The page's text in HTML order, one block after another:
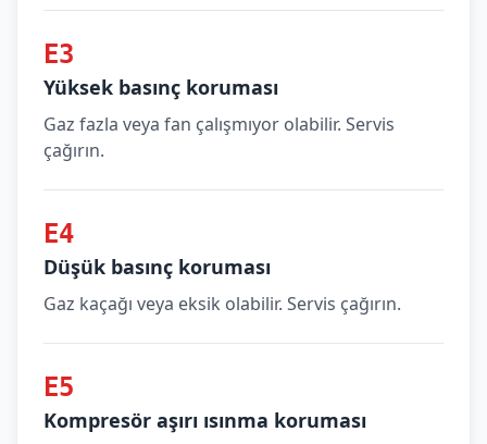
E3
Yüksek basınç koruması
Gaz fazla veya fan çalışmıyor olabilir. Servis
çağırın.
E4
Düşük basınç koruması
Gaz kaçağı veya eksik olabilir. Servis çağırın.
E5
Kompresör aşırı ısınma koruması